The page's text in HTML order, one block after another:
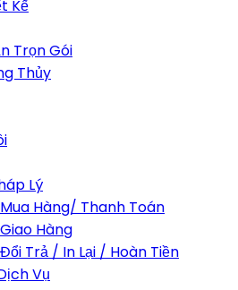
Kế
Trọn Gói
Thủy
Lý
Hàng/ Thanh Toán
Hàng
Trả / In Lại / Hoàn Tiền
Vụ